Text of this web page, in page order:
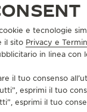
e tecnologie
il sito Privacy e
in linea
il tuo consenso
esprimi il tuo
esprimi il tuo